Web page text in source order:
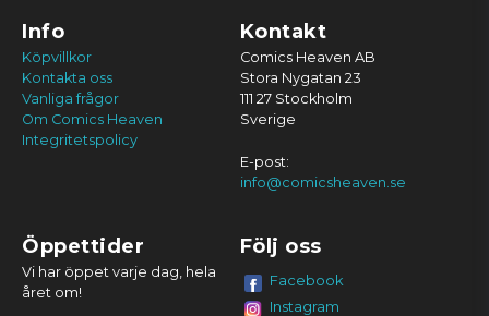
Info
Köpvillkor
Kontakta oss
Vanliga frågor
Om Comics Heaven
Integritetspolicy
Kontakt
Comics Heaven AB
Stora Nygatan 23
111 27 Stockholm
Sverige
E-post:
info@comicsheaven.se
Öppettider
Vi har öppet varje dag, hela
året om!
Följ oss
Facebook
Instagram